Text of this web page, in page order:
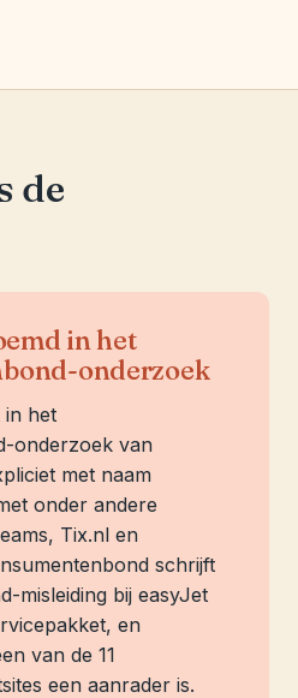
de
in het
onderzoek
in het
onderzoek van
met naam
onder andere
Tix.nl en
schrijft
misleiding bij easyJet
en
van de 11
een aanrader is.